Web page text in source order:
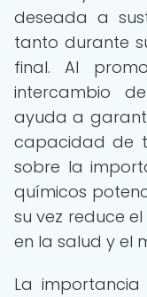
deseada a
tanto durante
final. Al
intercambio
ayuda a
capacidad de
sobre la
químicos
su vez reduce
en la salud y el
La